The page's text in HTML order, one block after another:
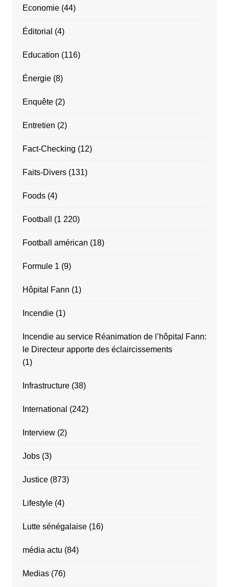
Economie(44)
Éditorial (4)
Education (116)
Énergie(8)
Enquête(2)
Entretien (2)
Fact-Checking (12)
Faits-Divers(131)
Foods(4)
Football (1 220)
Football américan (18)
Formule 1 (9)
Hôpital Fann (1)
Incendie(1)
Incendie au service Réanimation de l’hôpital Fann:
le Directeur apporte des éclaircissements
(1)
Infrastructure(38)
International (242)
Interview(2)
Jobs(3)
Justice(873)
Lifestyle(4)
Lutte sénégalaise(16)
média actu (84)
Medias(76)